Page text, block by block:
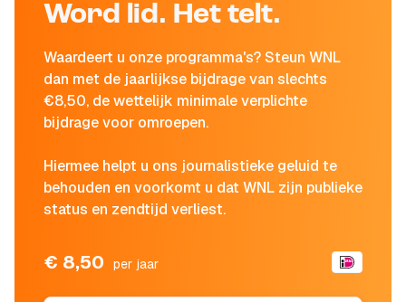
Word lid. Het telt.
Waardeert u onze programma's? Steun WNL
dan met de jaarlijkse bijdrage van slechts
€8,50, de wettelijk minimale verplichte
bijdrage voor omroepen.
Hiermee helpt u ons journalistieke geluid te
behouden en voorkomt u dat WNL zijn publieke
status en zendtijd verliest.
€ 8,50 per jaar